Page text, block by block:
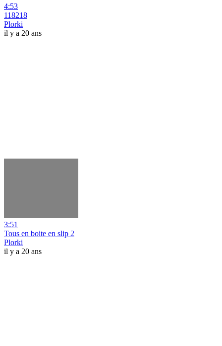
4:53
118218
Plorki
il y a 20 ans
3:51
Tous en boite en slip 2
Plorki
il y a 20 ans